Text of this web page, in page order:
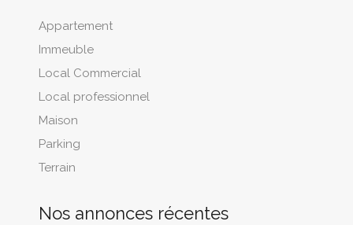
Appartement
Immeuble
Local Commercial
Local professionnel
Maison
Parking
Terrain
Nos annonces récentes